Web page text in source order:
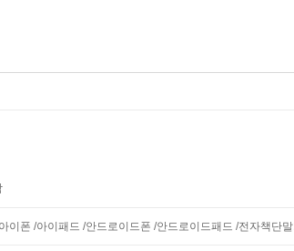
이폰 /아이패드 /안드로이드폰 /안드로이드패드 /전자책단